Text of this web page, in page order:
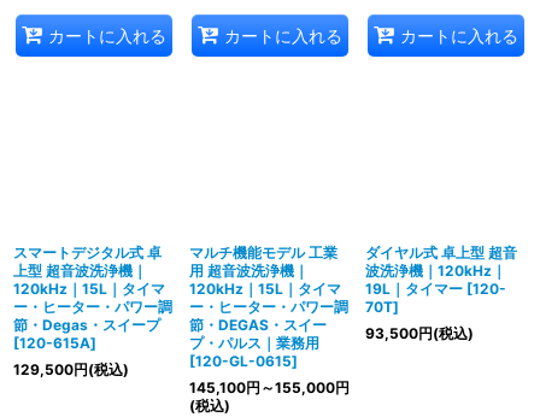
カートに入れる カートに入れる カートに入れる
スマートデジタル式 卓
上型 超音波洗浄機｜
120kHz｜15L｜タイマ
ー・ヒーター・パワー調
節・Degas・スイープ
[120-615A]
129,500円(税込)
マルチ機能モデル 工業
用 超音波洗浄機｜
120kHz｜15L｜タイマ
ー・ヒーター・パワー調
節・DEGAS・スイー
プ・パルス｜業務用
[120-GL-0615]
145,100円 ～155,000円
(税込)
ダイヤル式 卓上型 超音
波洗浄機｜120kHz｜
19L｜タイマー [120-
70T]
93,500円(税込)